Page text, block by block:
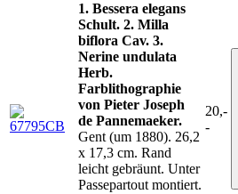
1. Bessera elegans
Schult. 2. Milla
biflora Cav. 3.
Nerine undulata
Herb.
Farblithographie
von Pieter Joseph
de Pannemaeker.
Gent (um 1880). 26,2
x 17,3 cm. Rand
leicht gebräunt. Unter
Passepartout montiert.
20,-
-